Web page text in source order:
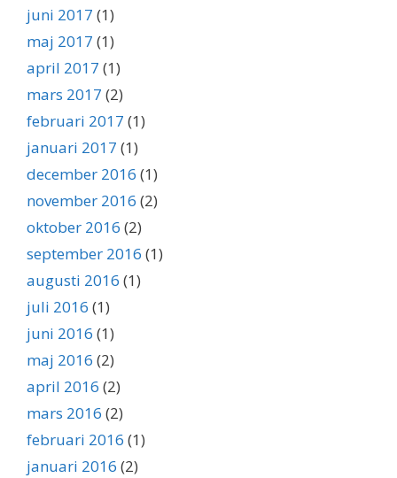
juni 2017 (1)
maj 2017 (1)
april 2017 (1)
mars 2017 (2)
februari 2017 (1)
januari 2017 (1)
december 2016 (1)
november 2016 (2)
oktober 2016 (2)
september 2016 (1)
augusti 2016 (1)
juli 2016 (1)
juni 2016 (1)
maj 2016 (2)
april 2016 (2)
mars 2016 (2)
februari 2016 (1)
januari 2016 (2)